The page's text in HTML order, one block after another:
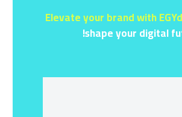
Elevate your brand with
shape your digital